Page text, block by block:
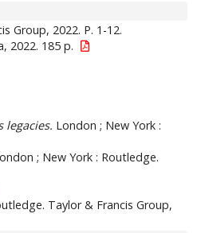
Group, 2022. P. 1-12.
2022. 185 p.
legacies. London ; New York :
; New York : Routledge.
Taylor & Francis Group,